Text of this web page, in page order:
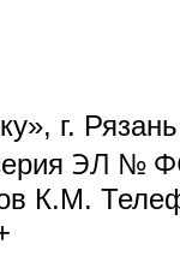
г.
ЭЛ №
К.М.